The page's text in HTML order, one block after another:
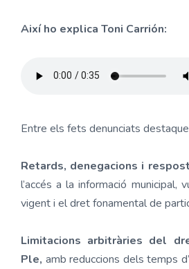
Així ho explica Toni Carrión:
Entre els fets denunciats
Retards, denegacions i
l’accés a la informació municipal,
vigent i el dret fonamental de
Limitacions arbitràries del
Ple, amb reduccions dels temps